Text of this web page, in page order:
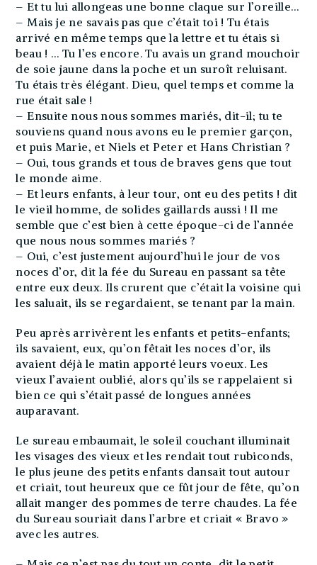
– Et tu lui allongeas une bonne claque sur l’oreille…
– Mais je ne savais pas que c’était toi ! Tu étais
arrivé en même temps que la lettre et tu étais si
beau ! … Tu l’es encore. Tu avais un grand mouchoir
de soie jaune dans la poche et un suroît reluisant.
Tu étais très élégant. Dieu, quel temps et comme la
rue était sale !
– Ensuite nous nous sommes mariés, dit-il; tu te
souviens quand nous avons eu le premier garçon,
et puis Marie, et Niels et Peter et Hans Christian ?
– Oui, tous grands et tous de braves gens que tout
le monde aime.
– Et leurs enfants, à leur tour, ont eu des petits ! dit
le vieil homme, de solides gaillards aussi ! Il me
semble que c’est bien à cette époque-ci de l’année
que nous nous sommes mariés ?
– Oui, c’est justement aujourd’hui le jour de vos
noces d’or, dit la fée du Sureau en passant sa tête
entre eux deux. Ils crurent que c’était la voisine qui
les saluait, ils se regardaient, se tenant par la main.
Peu après arrivèrent les enfants et petits-enfants;
ils savaient, eux, qu’on fêtait les noces d’or, ils
avaient déjà le matin apporté leurs voeux. Les
vieux l’avaient oublié, alors qu’ils se rappelaient si
bien ce qui s’était passé de longues années
auparavant.
Le sureau embaumait, le soleil couchant illuminait
les visages des vieux et les rendait tout rubiconds,
le plus jeune des petits enfants dansait tout autour
et criait, tout heureux que ce fût jour de fête, qu’on
allait manger des pommes de terre chaudes. La fée
du Sureau souriait dans l’arbre et criait « Bravo »
avec les autres.